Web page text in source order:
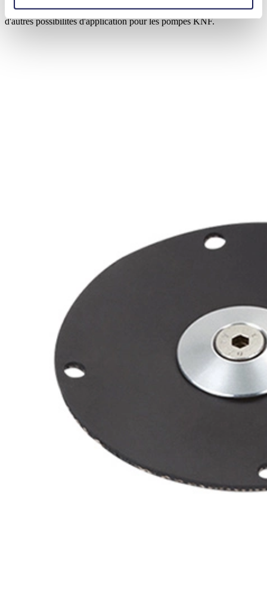
De nouveaux standards : Le système à double membrane crée
d'autres possibilités d'application pour les pompes KNF.